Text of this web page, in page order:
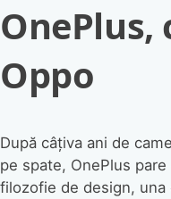
OnePlus,
Oppo
După câțiva ani de
pe spate, OnePlus
filozofie de design, una